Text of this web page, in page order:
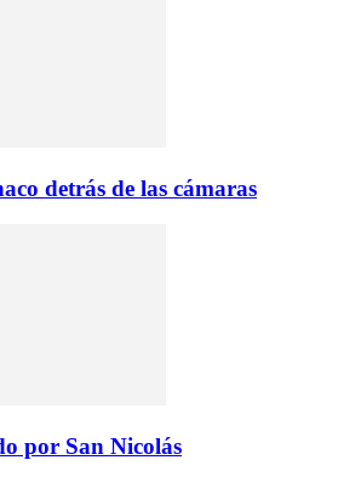
detrás de las cámaras
por San Nicolás